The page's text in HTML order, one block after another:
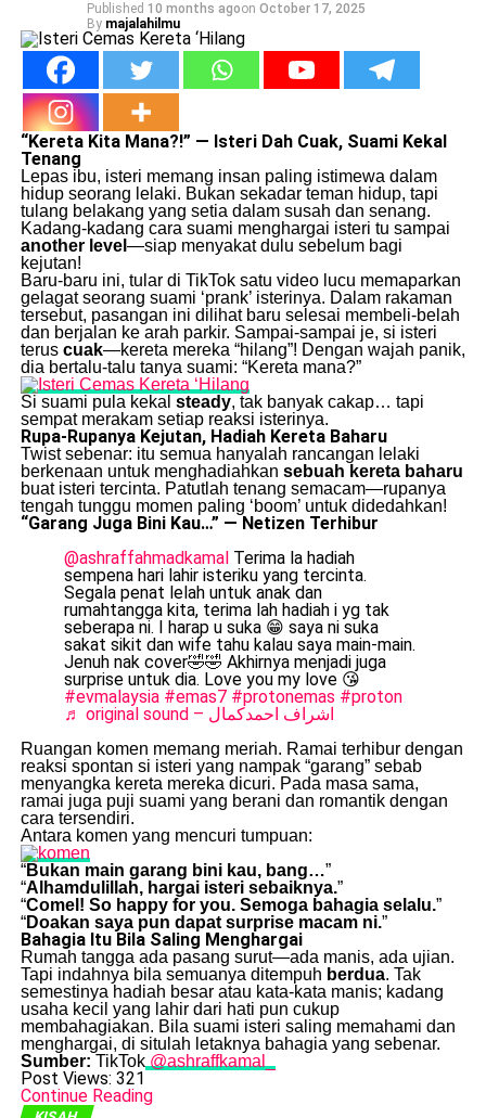
Published 10 months agoon October 17, 2025
By majalahilmu
“Kereta Kita Mana?!” — Isteri Dah Cuak, Suami Kekal
Tenang
Lepas ibu, isteri memang insan paling istimewa dalam
hidup seorang lelaki. Bukan sekadar teman hidup, tapi
tulang belakang yang setia dalam susah dan senang.
Kadang-kadang cara suami menghargai isteri tu sampai
another level —siap menyakat dulu sebelum bagi
kejutan!
Baru-baru ini, tular di TikTok satu video lucu memaparkan
gelagat seorang suami ‘prank’ isterinya. Dalam rakaman
tersebut, pasangan ini dilihat baru selesai membeli-belah
dan berjalan ke arah parkir. Sampai-sampai je, si isteri
terus cuak—kereta mereka “hilang”! Dengan wajah panik,
dia bertalu-talu tanya suami: “Kereta mana?”
Si suami pula kekal steady, tak banyak cakap… tapi
sempat merakam setiap reaksi isterinya.
Rupa-Rupanya Kejutan, Hadiah Kereta Baharu
Twist sebenar: itu semua hanyalah rancangan lelaki
berkenaan untuk menghadiahkan sebuah kereta baharu
buat isteri tercinta. Patutlah tenang semacam—rupanya
tengah tunggu momen paling ‘boom’ untuk didedahkan!
“Garang Juga Bini Kau…” — Netizen Terhibur
@ashraffahmadkamalTerima la hadiah
sempena hari lahir isteriku yang tercinta.
Segala penat lelah untuk anak dan
rumahtangga kita, terima lah hadiah i yg tak
seberapa ni. I harap u suka 😁 saya ni suka
sakat sikit dan wife tahu kalau saya main-main.
Jenuh nak cover🤣🤣 Akhirnya menjadi juga
surprise untuk dia. Love you my love 😘
#evmalaysia #emas7 #protonemas #proton
♬ original sound – اشراف احمدكمال
Ruangan komen memang meriah. Ramai terhibur dengan
reaksi spontan si isteri yang nampak “garang” sebab
menyangka kereta mereka dicuri. Pada masa sama,
ramai juga puji suami yang berani dan romantik dengan
cara tersendiri.
Antara komen yang mencuri tumpuan:
“Bukan main garang bini kau, bang…”
“Alhamdulillah, hargai isteri sebaiknya.”
“Comel! So happy for you. Semoga bahagia selalu.”
“Doakan saya pun dapat surprise macam ni.”
Bahagia Itu Bila Saling Menghargai
Rumah tangga ada pasang surut—ada manis, ada ujian.
Tapi indahnya bila semuanya ditempuh berdua. Tak
semestinya hadiah besar atau kata-kata manis; kadang
usaha kecil yang lahir dari hati pun cukup
membahagiakan. Bila suami isteri saling memahami dan
menghargai, di situlah letaknya bahagia yang sebenar.
Sumber: TikTok@ashraffkamal_
Post Views: 321
Continue Reading